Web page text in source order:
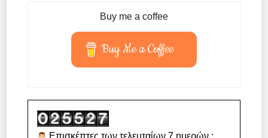
Buy me a coffee
Buy Me a Coffee